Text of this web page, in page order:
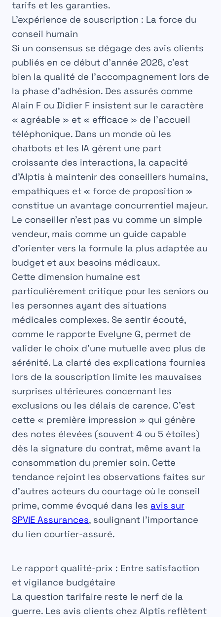
tarifs et les garanties.
L’expérience de souscription : La force du
conseil humain
Si un consensus se dégage des avis clients
publiés en ce début d’année 2026, c’est
bien la qualité de l’accompagnement lors de
la phase d’adhésion. Des assurés comme
Alain F ou Didier F insistent sur le caractère
« agréable » et « efficace » de l’accueil
téléphonique. Dans un monde où les
chatbots et les IA gèrent une part
croissante des interactions, la capacité
d’Alptis à maintenir des conseillers humains,
empathiques et « force de proposition »
constitue un avantage concurrentiel majeur.
Le conseiller n’est pas vu comme un simple
vendeur, mais comme un guide capable
d’orienter vers la formule la plus adaptée au
budget et aux besoins médicaux.
Cette dimension humaine est
particulièrement critique pour les seniors ou
les personnes ayant des situations
médicales complexes. Se sentir écouté,
comme le rapporte Evelyne G, permet de
valider le choix d’une mutuelle avec plus de
sérénité. La clarté des explications fournies
lors de la souscription limite les mauvaises
surprises ultérieures concernant les
exclusions ou les délais de carence. C’est
cette « première impression » qui génère
des notes élevées (souvent 4 ou 5 étoiles)
dès la signature du contrat, même avant la
consommation du premier soin. Cette
tendance rejoint les observations faites sur
d’autres acteurs du courtage où le conseil
prime, comme évoqué dans les avis sur
SPVIE Assurances, soulignant l’importance
du lien courtier-assuré.
Le rapport qualité-prix : Entre satisfaction
et vigilance budgétaire
La question tarifaire reste le nerf de la
guerre. Les avis clients chez Alptis reflètent